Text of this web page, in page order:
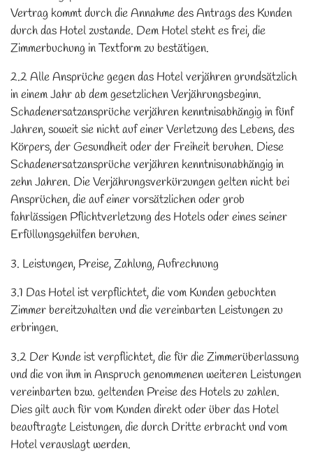
Vertrag kommt durch die Annahme des Antrags des Kunden
durch das Hotel zustande. Dem Hotel steht es frei, die
Zimmerbuchung in Textform zu bestätigen.
2.2 Alle Ansprüche gegen das Hotel verjähren grundsätzlich
in einem Jahr ab dem gesetzlichen Verjährungsbeginn.
Schadenersatzansprüche verjähren kenntnisabhängig in fünf
Jahren, soweit sie nicht auf einer Verletzung des Lebens, des
Körpers, der Gesundheit oder der Freiheit beruhen. Diese
Schadenersatzansprüche verjähren kenntnisunabhängig in
zehn Jahren. Die Verjährungsverkürzungen gelten nicht bei
Ansprüchen, die auf einer vorsätzlichen oder grob
fahrlässigen Pflichtverletzung des Hotels oder eines seiner
Erfüllungsgehilfen beruhen.
3. Leistungen, Preise, Zahlung, Aufrechnung
3.1 Das Hotel ist verpflichtet, die vom Kunden gebuchten
Zimmer bereitzuhalten und die vereinbarten Leistungen zu
erbringen.
3.2 Der Kunde ist verpflichtet, die für die Zimmerüberlassung
und die von ihm in Anspruch genommenen weiteren Leistungen
vereinbarten bzw. geltenden Preise des Hotels zu zahlen.
Dies gilt auch für vom Kunden direkt oder über das Hotel
beauftragte Leistungen, die durch Dritte erbracht und vom
Hotel verauslagt werden.